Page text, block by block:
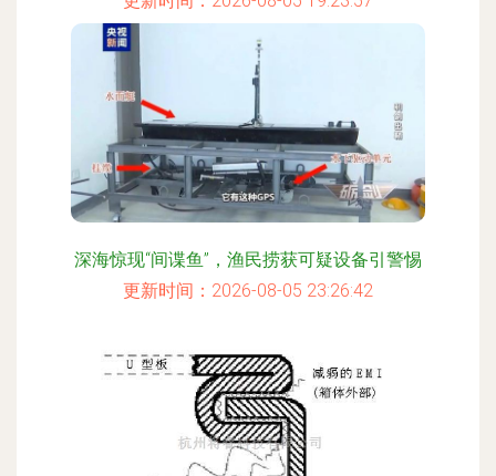
深海惊现“间谍鱼”，渔民捞获可疑设备引警惕
更新时间：2026-08-05 23:26:42